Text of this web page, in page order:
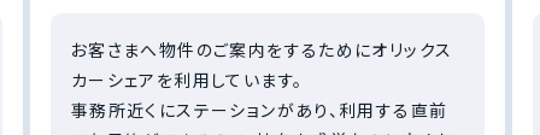
お客さまへ物件のご案内をするためにオリックス
カーシェアを利用しています。
事務所近くにステーションがあり、利用する直前